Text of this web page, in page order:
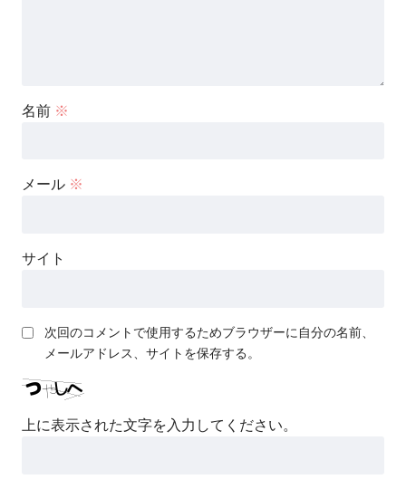
名前 ※
メール ※
サイト
次回のコメントで使用するためブラウザーに自分の名前、
メールアドレス、サイトを保存する。
上に表示された文字を入力してください。